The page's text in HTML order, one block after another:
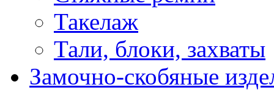
Такелаж
Тали, блоки, захваты
Замочно-скобяные